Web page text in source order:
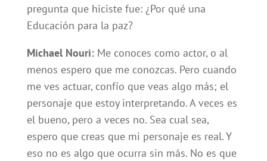
pregunta que hiciste fue: ¿Por qué una
Educación para la paz?
Michael Nouri:Me conoces como actor, o al
menos espero que me conozcas. Pero cuando
me ves actuar, confío que veas algo más; el
personaje que estoy interpretando. A veces es
el bueno, pero a veces no. Sea cual sea,
espero que creas que mi personaje es real. Y
eso no es algo que ocurra sin más. No es que